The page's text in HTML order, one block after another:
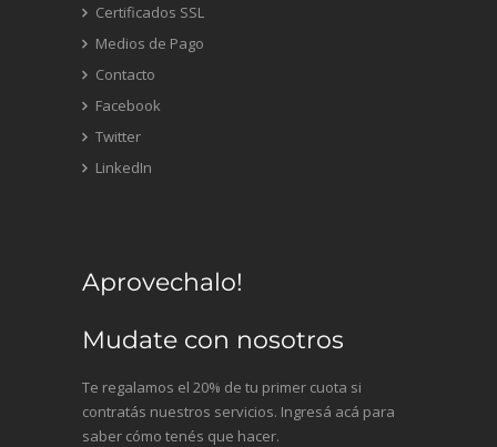
Certificados SSL
Medios de Pago
Contacto
Facebook
Twitter
LinkedIn
Aprovechalo!
Mudate con nosotros
Te regalamos el 20% de tu primer cuota si
contratás nuestros servicios. Ingresá acá para
saber cómo tenés que hacer.